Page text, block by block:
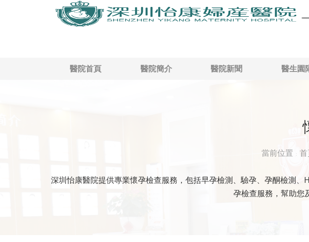
醫院首頁 醫院簡介 醫院新聞 醫生園
當前位置
深圳怡康醫院提供專業懷孕檢查服務，包括早孕檢測、驗孕、孕酮檢測
孕檢查服務，幫助您